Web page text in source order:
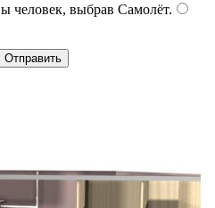
человек, выбрав Самолёт.